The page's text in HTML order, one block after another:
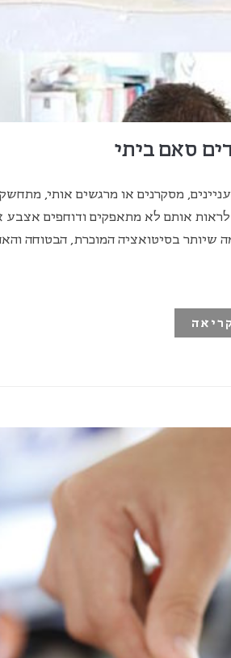
סאם ביתי
מסקרנים או מרגשים אותי,
אותם לא מתאפקים ודוחפים אצבע
שיותר בסיטואציה המוכרת, הבטוחה